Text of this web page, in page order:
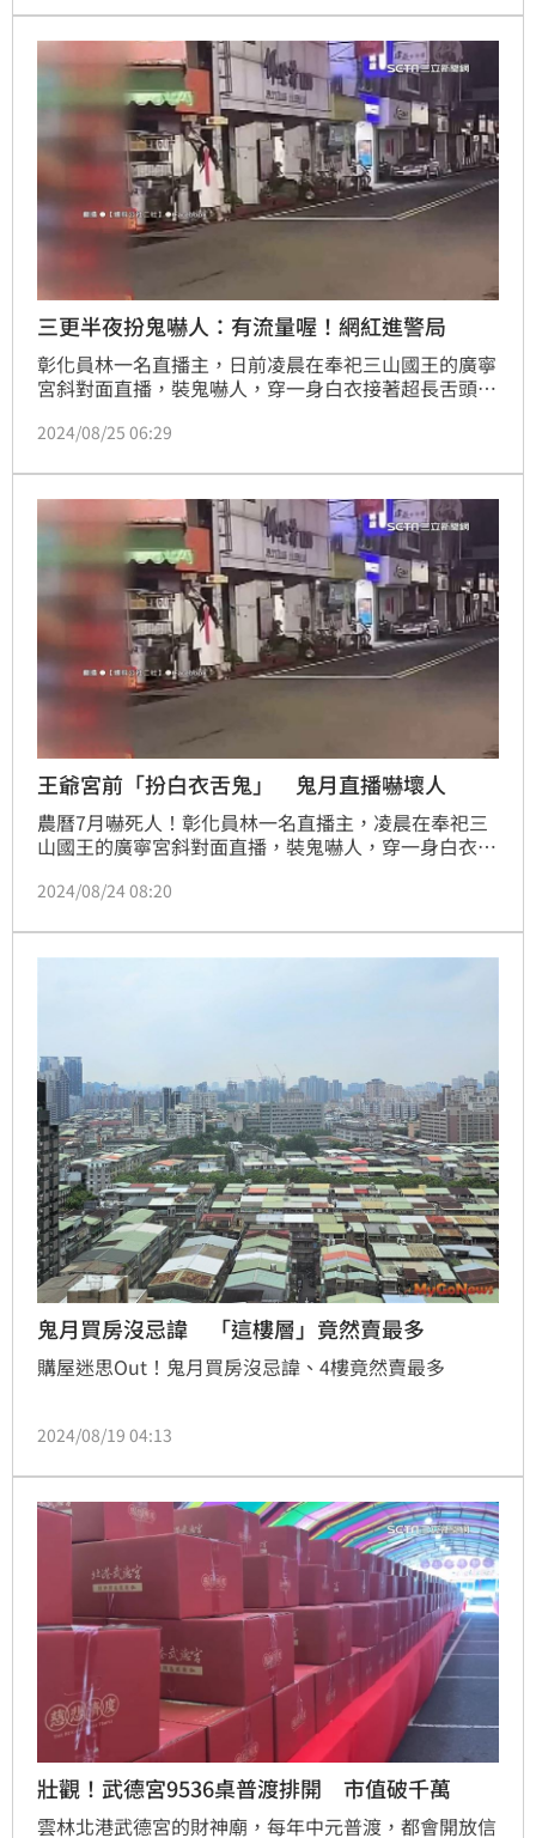
來。
三更半夜扮鬼嚇人：有流量喔！網紅進警局
彰化員林一名直播主，日前凌晨在奉祀三山國王的廣寧
宮斜對面直播，裝鬼嚇人，穿一身白衣接著超長舌頭，
因此氣到報警，警方隨即逮捕該名直播主和其搭檔，並
2024/08/25 06:29
王爺宮前「扮白衣舌鬼」 鬼月直播嚇壞人
農曆7月嚇死人！彰化員林一名直播主，凌晨在奉祀三
山國王的廣寧宮斜對面直播，裝鬼嚇人，穿一身白衣接
路人；台中也有民眾晚間開車外出吃宵夜，結果遇到有
現對方騎乘醫療用代步車，應遵守一般行人之管制規
定，違者依道交通管理條例可處新台幣五百元罰鍰。
2024/08/24 08:20
鬼月買房沒忌諱 「這樓層」竟然賣最多
購屋迷思Out！鬼月買房沒忌諱、4樓竟然賣最多
2024/08/19 04:13
壯觀！武德宮9536桌普渡排開 市值破千萬
雲林北港武德宮的財神廟，每年中元普渡，都會開放信